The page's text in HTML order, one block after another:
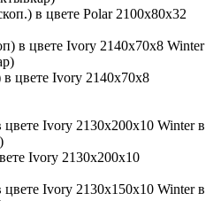
в цвете Polar 2100х80х32
цвете Ivory 2140x70x8
Ivory 2130х200х10